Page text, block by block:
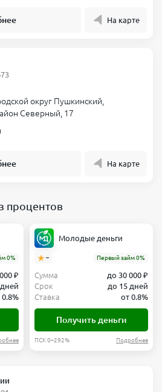
На карте
округ Пушкинский,
Северный, 17
На карте
процентов
0%
₽
0.8%
Молодые деньги
– Первый займ 0%
Сумма
до 30 000 ₽
Срок
до 15 дней
Ставка
от 0.8%
Получить деньги
ПСК 0–292% Подробнее